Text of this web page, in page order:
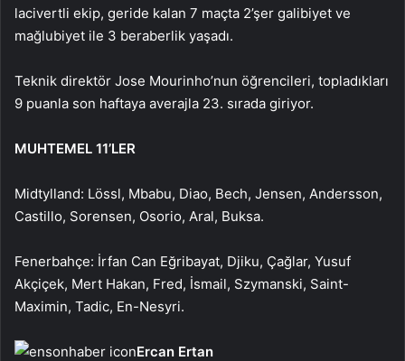
lacivertli ekip, geride kalan 7 maçta 2’şer galibiyet ve
mağlubiyet ile 3 beraberlik yaşadı.
Teknik direktör Jose Mourinho’nun öğrencileri, topladıkları
9 puanla son haftaya averajla 23. sırada giriyor.
MUHTEMEL 11’LER
Midtylland: Lössl, Mbabu, Diao, Bech, Jensen, Andersson,
Castillo, Sorensen, Osorio, Aral, Buksa.
Fenerbahçe: İrfan Can Eğribayat, Djiku, Çağlar, Yusuf
Akçiçek, Mert Hakan, Fred, İsmail, Szymanski, Saint-
Maximin, Tadic, En-Nesyri.
Ercan Ertan